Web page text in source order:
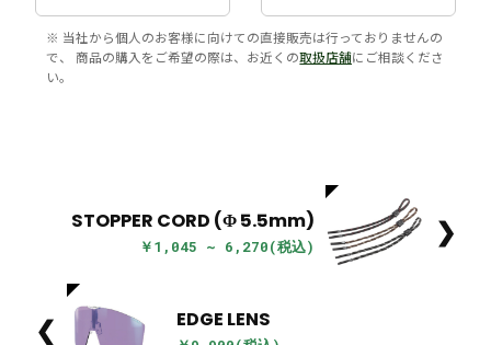
※ 当社から個人のお客様に向けての直接販売は行っておりませんの
で、 商品の購入をご希望の際は、お近くの取扱店舗にご相談くださ
い。
STOPPER CORD (Φ 5.5mm)
￥1,045 ~ 6,270(税込) ❯
❮ EDGE LENS